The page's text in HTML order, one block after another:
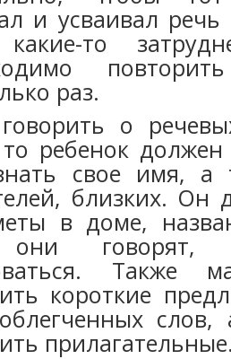
и усваивал речь
какие-то
раз.
о
ребенок
свое имя, а
близких. Он
в доме,
говорят,
Также
короткие
слов,